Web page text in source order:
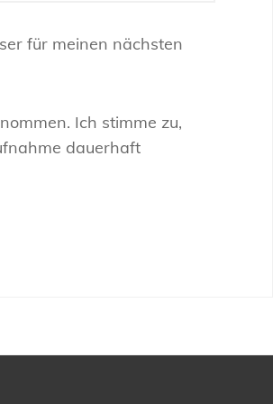
für meinen nächsten
Ich stimme zu,
dauerhaft